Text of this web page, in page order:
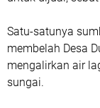
Satu-satunya
membelah Desa
mengalirkan air
sungai.